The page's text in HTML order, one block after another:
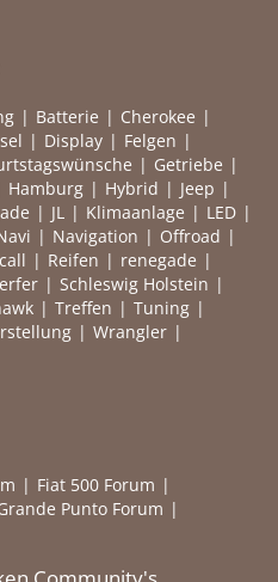
Batterie
Cherokee
Display
Felgen
Getriebe
Hamburg Hybrid
Jeep
JL Klimaanlage
LED
Navigation
Offroad
Reifen
renegade
Schleswig Holstein
Treffen
Tuning
Wrangler
Fiat 500 Forum
Punto Forum